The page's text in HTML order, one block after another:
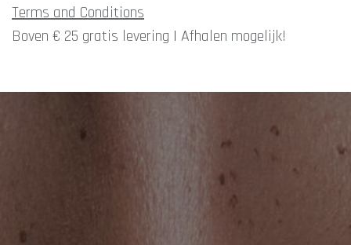
Terms and Conditions
Boven € 25 gratis levering | Afhalen mogelijk!